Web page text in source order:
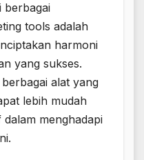
berbagai
tools adalah
harmoni
yang sukses.
alat yang
lebih mudah
menghadapi